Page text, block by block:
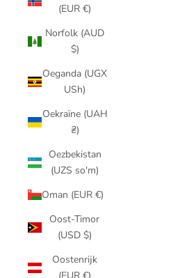
(EUR €)
Norfolk (AUD
$)
Oeganda (UGX
USh)
Oekraïne (UAH
₴)
Oezbekistan
(UZS so'm)
Oman (EUR €)
Oost-Timor
(USD $)
Oostenrijk